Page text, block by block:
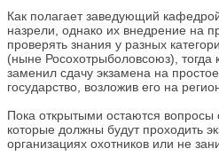
Как полагает заведующий
назрели, однако их внедрение на
проверять знания у разных
(ныне Росохотрыболовсоюз),
заменил сдачу экзамена на
государство, возложив его на
Пока открытыми остаются вопросы
которые должны будут проходить
организациях охотников или не